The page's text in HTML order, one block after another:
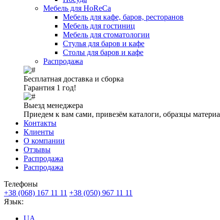
Мебель для HoReCa
Мебель для кафе, баров, ресторанов
Мебель для гостиниц
Мебель для стоматологии
Стулья для баров и кафе
Столы для баров и кафе
Распродажа
Бесплатная доставка и сборка
Гарантия 1 год!
Выезд менеджера
Приедем к вам сами, привезём каталоги, образцы
Контакты
Клиенты
О компании
Отзывы
Распродажа
Распродажа
Телефоны
+38 (068) 167 11 11 +38 (050) 967 11 11
Язык:
UA